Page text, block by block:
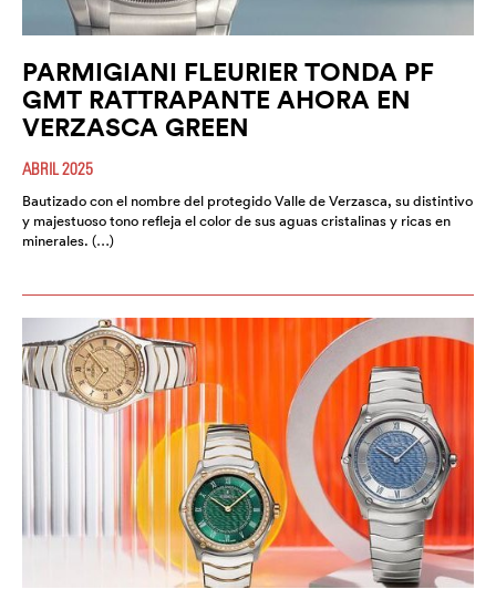
PARMIGIANI FLEURIER TONDA PF
GMT RATTRAPANTE AHORA EN
VERZASCA GREEN
ABRIL 2025
Bautizado con el nombre del protegido Valle de Verzasca, su distintivo
y majestuoso tono refleja el color de sus aguas cristalinas y ricas en
minerales. (…)